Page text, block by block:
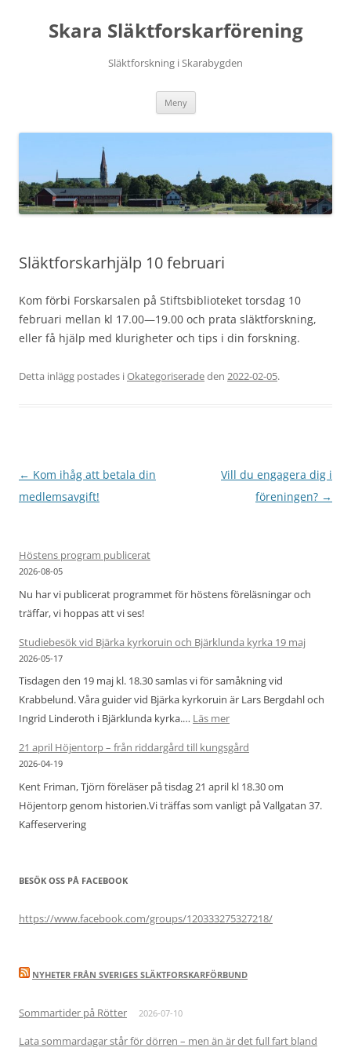
innehållSkara Släktforskarförening
Släktforskning i Skarabygden
Meny
Släktforskarhjälp 10 februari
Kom förbi Forskarsalen på Stiftsbiblioteket torsdag 10
februari mellan kl 17.00—19.00 och prata släktforskning,
eller få hjälp med klurigheter och tips i din forskning.
Detta inlägg postades iOkategoriseradeden 2022-02-05.
Inläggsnavigering
← Kom ihåg att betala din
medlemsavgift!
Vill du engagera dig i
föreningen? →
Höstens program publicerat
2026-08-05
Nu har vi publicerat programmet för höstens föreläsningar och
träffar, vi hoppas att vi ses!
Studiebesök vid Bjärka kyrkoruin och Bjärklunda kyrka 19 maj
2026-05-17
Tisdagen den 19 maj kl. 18.30 samlas vi för samåkning vid
Krabbelund. Våra guider vid Bjärka kyrkoruin är Lars Bergdahl och
Ingrid Linderoth i Bjärklunda kyrka.… Läs mer:
vid
kyrkoruin
och
21 april Höjentorp – från riddargård till kungsgård
2026-04-19
Kent Friman, Tjörn föreläser på tisdag 21 april kl 18.30 om
Höjentorp genom historien.Vi träffas som vanligt på Vallgatan 37.
Kaffeservering
BESÖK OSS PÅ FACEBOOK
https://www.facebook.com/groups/120333275327218/
NYHETER FRÅN SVERIGES SLÄKTFORSKARFÖRBUND
Sommartider på Rötter 2026-07-10
Lata sommardagar står för dörren – men än är det full fart bland